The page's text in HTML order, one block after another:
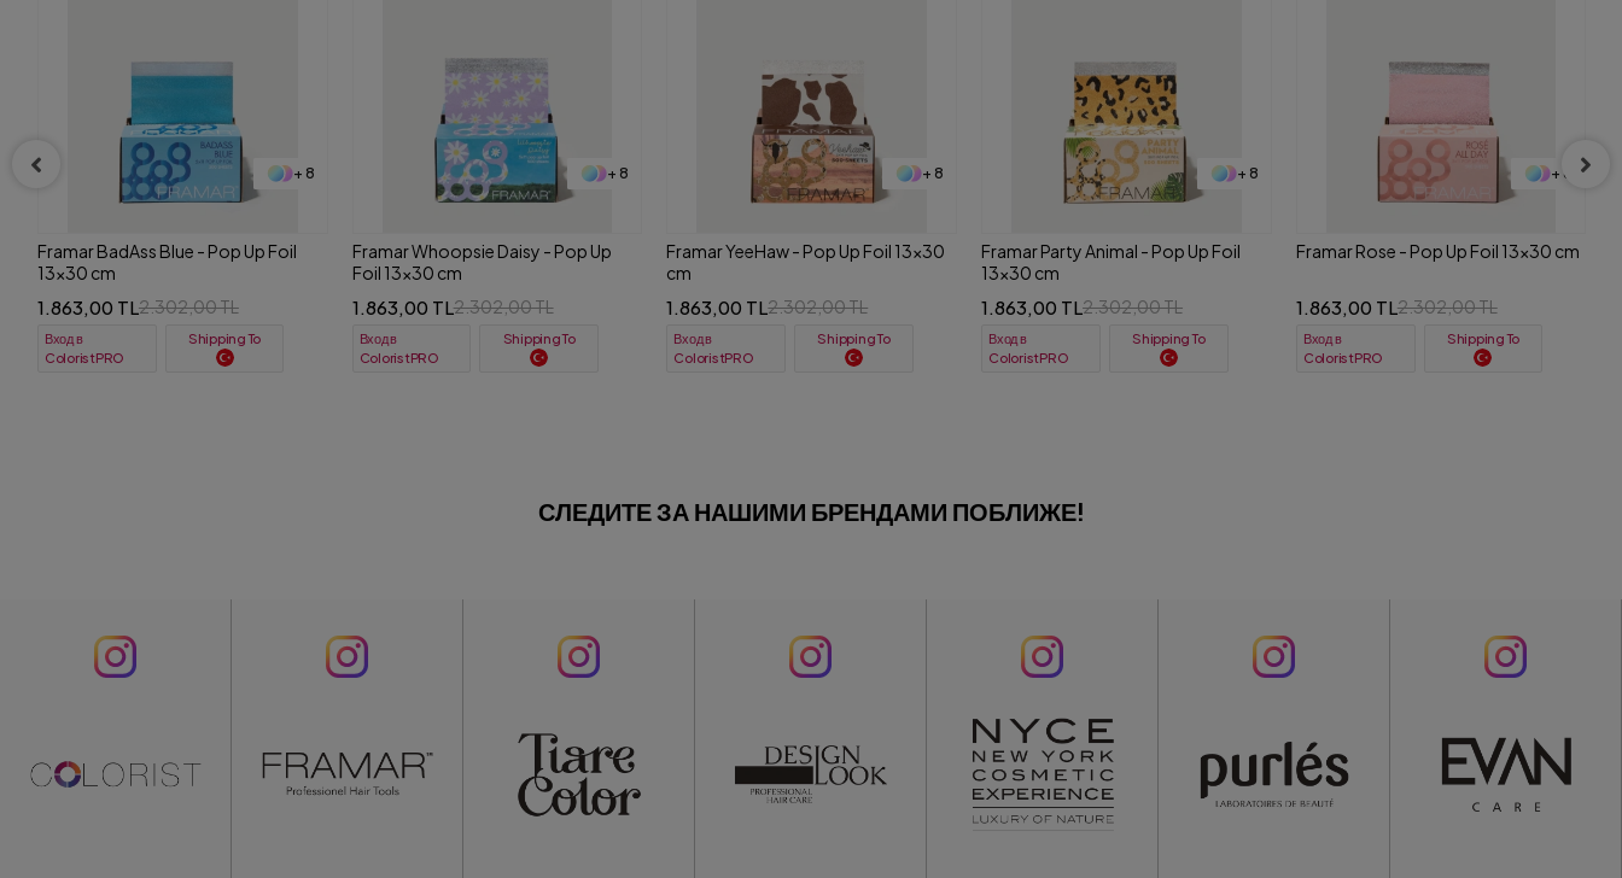
+ 8
Framar Whoopsie Daisy - Pop Up
Foil 13x30 cm
1.863,00 TL 2.302,00 TL
Вход в
ColoristPRO
Shipping To
+ 8
Framar YeeHaw - Pop Up Foil 13x30
cm
1.863,00 TL 2.302,00 TL
Вход в
ColoristPRO
Shipping To
+ 8
Framar Party Animal - Pop Up Foil
13x30 cm
1.863,00 TL2.302,00 TL
Вход в
ColoristPRO
Shipping To
+ 8
Framar Rose - Pop Up Foil 13x30 cm
1.863,00 TL 2.302,00 TL
Вход в
ColoristPRO
Shipping To
+ 8
Framar Back in Black - Pop Up Foil
1.863,00 TL 2.302,00 TL
Вход в
ColoristPRO
Shipping To
СЛЕДИТЕ ЗА НАШИМИ БРЕНДАМИ ПОБЛИЖЕ!